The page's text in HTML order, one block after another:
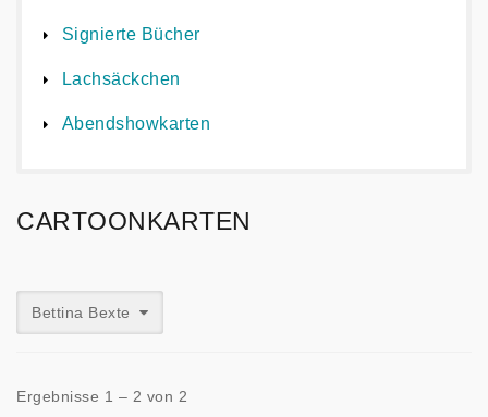
Signierte Bücher
Lachsäckchen
Abendshowkarten
CARTOONKARTEN
Bettina Bexte
Ergebnisse 1 – 2 von 2